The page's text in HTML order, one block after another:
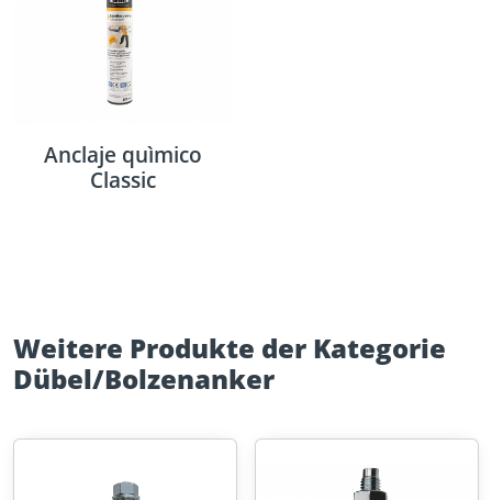
Anclaje quìmico
Classic
Weitere Produkte der Kategorie
Dübel/Bolzenanker